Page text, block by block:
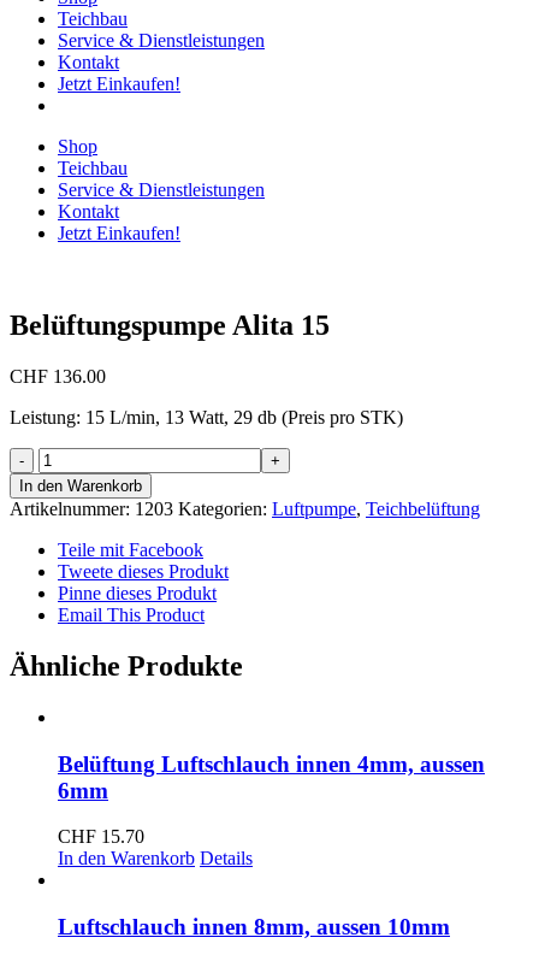
Teichbau
Service & Dienstleistungen
Kontakt
Jetzt Einkaufen!
Shop
Teichbau
Service & Dienstleistungen
Kontakt
Jetzt Einkaufen!
Belüftungspumpe Alita 15
CHF 136.00
Leistung: 15 L/min, 13 Watt, 29 db (Preis pro STK)
Belüftungspumpe
Alita
15
Menge
In den Warenkorb
Artikelnummer: 1203 Kategorien: Luftpumpe, Teichbelüftung
Teile mit Facebook
Tweete dieses Produkt
Pinne dieses Produkt
Email This Product
Ähnliche Produkte
Belüftung Luftschlauch innen 4mm, aussen
6mm
CHF 15.70
In den Warenkorb Details
Luftschlauch innen 8mm, aussen 10mm